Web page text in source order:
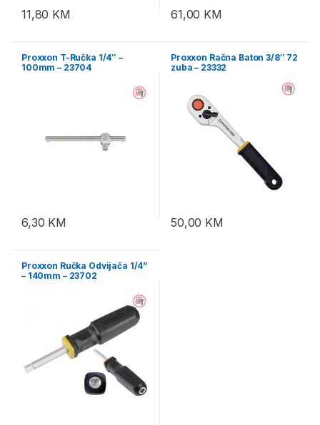
11,80 KM 61,00 KM
Proxxon T-Ručka 1/4″ –
100mm – 23704
6,30 KM
Proxxon Račna Baton 3/8″ 72
zuba – 23332
50,00 KM
Proxxon Ručka Odvijača 1/4”
– 140mm – 23702